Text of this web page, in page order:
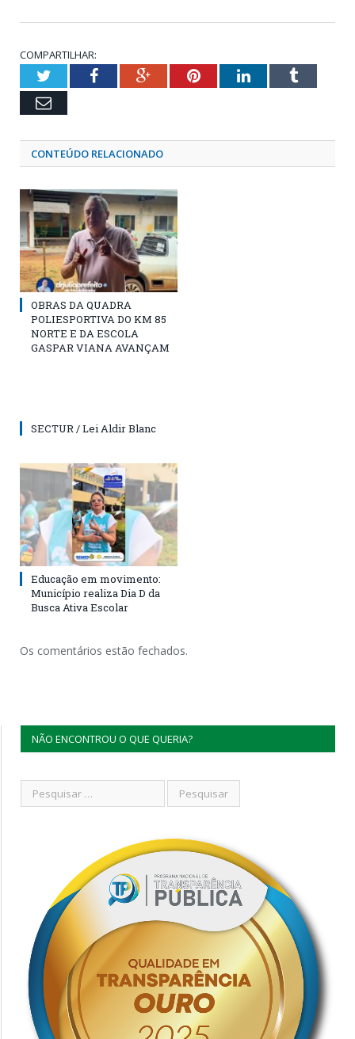
COMPARTILHAR:
TwitterFacebookGoogle+PinterestLinkedInTumblr
Email
CONTEÚDO RELACIONADO
OBRAS DA QUADRA
POLIESPORTIVA DO KM 85
NORTE E DA ESCOLA
GASPAR VIANA AVANÇAM
SECTUR / Lei Aldir Blanc
Educação em movimento:
Município realiza Dia D da
Busca Ativa Escolar
Os comentários estão fechados.
NÃO ENCONTROU O QUE QUERIA?